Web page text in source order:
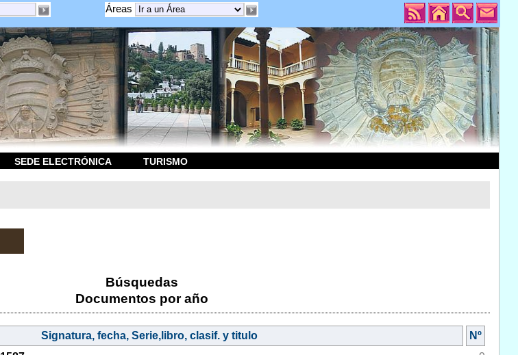
Áreas
SEDE ELECTRÓNICA TURISMO
Búsquedas
Documentos por año
Signatura, fecha, Serie,libro, clasif. y titulo
Nº